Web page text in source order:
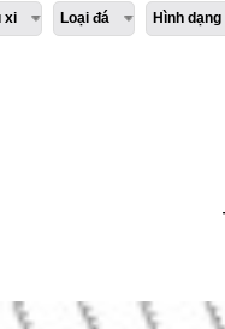
xi Loại đá Hình dạng